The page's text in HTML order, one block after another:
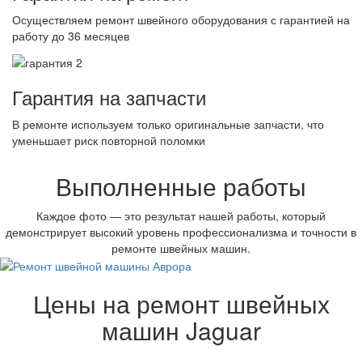
Осуществляем ремонт швейного оборудования с гарантией на
работу до 36 месяцев
Гарантия на запчасти
В ремонте используем только оригинальные запчасти, что
уменьшает риск повторной поломки
Выполненные работы
Каждое фото — это результат нашей работы, который
демонстрирует высокий уровень профессионализма и точности в
ремонте швейных машин.
Цены на ремонт швейных
машин Jaguar